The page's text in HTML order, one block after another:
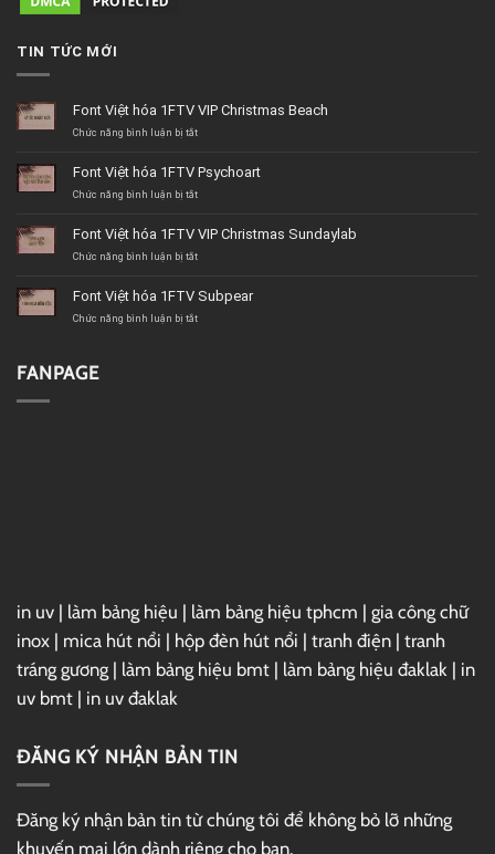
TIN TỨC MỚI
Font Việt hóa 1FTV VIP Christmas Beach
Chức năng bình luận bị tắtở
hóa
1FTV
Beach
Font Việt hóa 1FTV Psychoart
Chức năng bình luận bị tắtở
hóa
1FTV
Font Việt hóa 1FTV VIP Christmas Sundaylab
Chức năng bình luận bị tắtở
hóa
1FTV
Font Việt hóa 1FTV Subpear
Chức năng bình luận bị tắtở
FANPAGE
in uv | làm bảng hiệu | làm bảng hiệu tphcm | gia công chữ
inox | mica hút nổi | hộp đèn hút nổi | tranh điện | tranh
tráng gương | làm bảng hiệu bmt | làm bảng hiệu đaklak | in
uv bmt | in uv đaklak
ĐĂNG KÝ NHẬN BẢN TIN
Đăng ký nhận bản tin từ chúng tôi để không bỏ lỡ những
khuyến mại lớn dành riêng cho bạn.